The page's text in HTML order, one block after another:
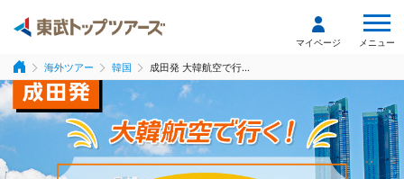
マイページ メニュー
海外ツアー 韓国 成田発 大韓航空で行...